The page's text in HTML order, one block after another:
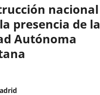
nacional
presencia de la
Autónoma